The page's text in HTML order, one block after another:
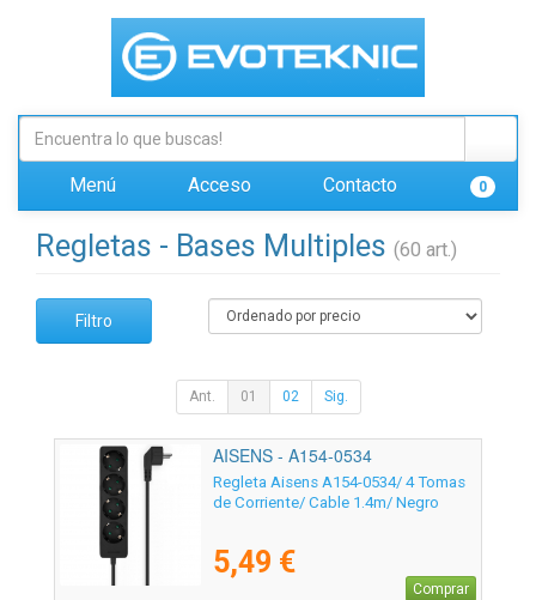
Menú Acceso Contacto 0
Regletas - Bases Multiples (60 art.)
Filtro
Ant. 01 02 Sig.
AISENS - A154-0534
Regleta Aisens A154-0534/ 4 Tomas
de Corriente/ Cable 1.4m/ Negro
5,49 €
Comprar